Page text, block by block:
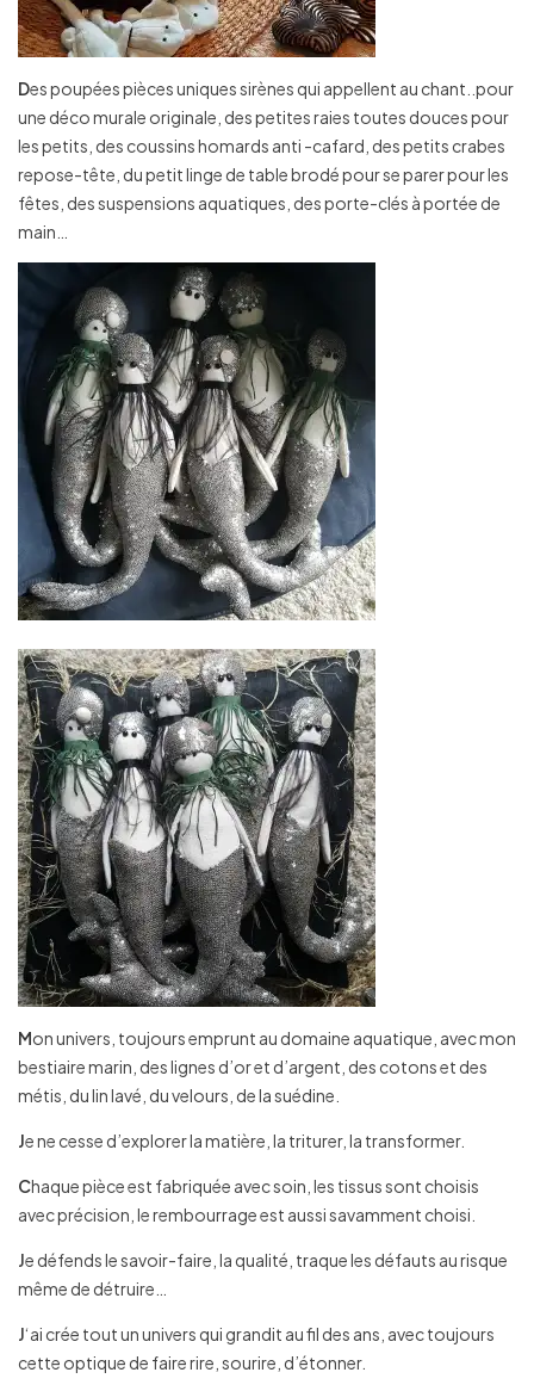
Des poupées pièces uniques sirènes qui appellent au chant..pour
une déco murale originale, des petites raies toutes douces pour
les petits, des coussins homards anti -cafard, des petits crabes
repose-tête, du petit linge de table brodé pour se parer pour les
fêtes, des suspensions aquatiques, des porte-clés à portée de
main…
Mon univers, toujours emprunt au domaine aquatique, avec mon
bestiaire marin, des lignes d’or et d’argent, des cotons et des
métis, du lin lavé, du velours, de la suédine.
Je ne cesse d’explorer la matière, la triturer, la transformer.
Chaque pièce est fabriquée avec soin, les tissus sont choisis
avec précision, le rembourrage est aussi savamment choisi.
Je défends le savoir-faire, la qualité, traque les défauts au risque
même de détruire…
J‘ai crée tout un univers qui grandit au fil des ans, avec toujours
cette optique de faire rire, sourire, d’étonner.